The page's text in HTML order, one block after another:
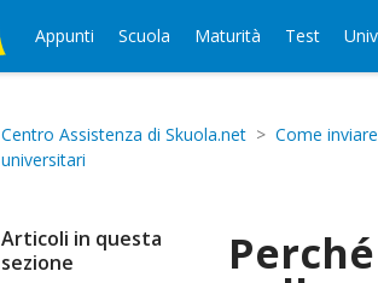
Appunti Scuola Maturità Test
Centro Assistenza di Skuola.net Come
universitari
Articoli in questa
sezione